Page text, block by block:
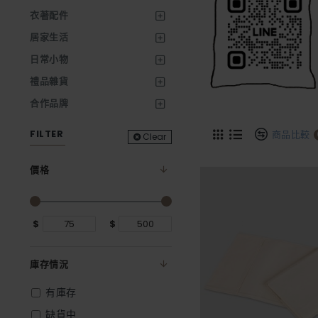
衣著配件
居家生活
日常小物
禮品雜貨
合作品牌
FILTER Clear
價格
$ $
庫存情況
有庫存
缺貨中
商品比較